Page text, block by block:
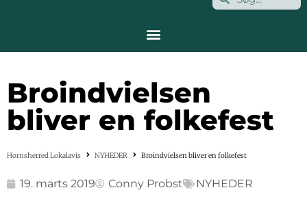
Broindvielsen
bliver en folkefest
Hornsherred Lokalavis NYHEDER Broindvielsen bliver en folkefest
19. marts 2019 Conny Probst NYHEDER